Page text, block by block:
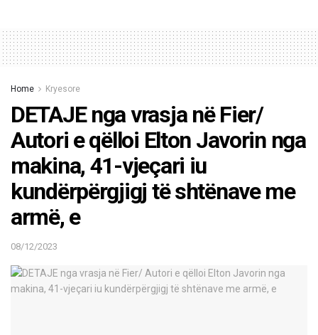
Home Kryesore
DETAJE nga vrasja në Fier/
Autori e qëlloi Elton Javorin nga
makina, 41-vjeçari iu
kundërpërgjigj të shtënave me
armë, e
08/12/2023